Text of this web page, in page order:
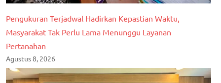
Pengukuran Terjadwal Hadirkan Kepastian Waktu,
Masyarakat Tak Perlu Lama Menunggu Layanan
Pertanahan
Agustus 8, 2026